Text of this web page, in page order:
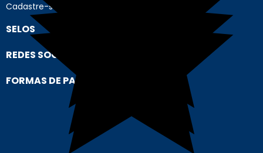
Cadastre-se
SELOS
REDES SOCIAIS
FORMAS DE PAGAMENTO